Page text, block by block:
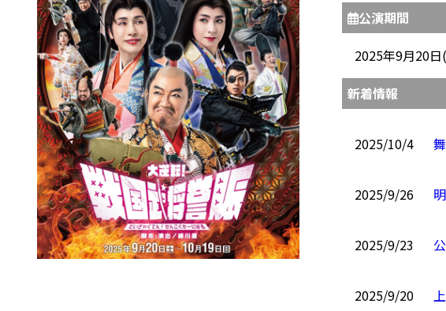
公演期間
2025年9月20
新着情報
2025/10/4
2025/9/26
2025/9/23
2025/9/20